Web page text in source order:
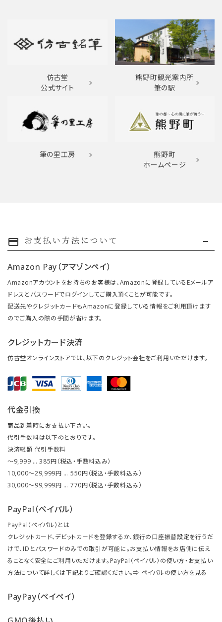
仿古堂
公式サイト
熊野町観光案内所
筆の駅
筆の里工房
熊野町
ホームページ
payment お支払い方法について
Amazon Pay（アマゾンペイ）
Amazonアカウントをお持ちのお客様は、Amazonに登録しているEメールア
ドレスとパスワードでログインしてご購入頂くことが可能です。
配送先やクレジットカードもAmazonに登録している情報をご利用頂けます
のでご購入の際の手間が省けます。
クレジットカード決済
仿古堂オンラインストアでは、以下のクレジット会社をご利用いただけます。
代金引換
商品到着時にお支払い下さい。
代引手数料は以下のとおりです。
決済総額 代引手数料
～9,999 … 385円（税込・手数料込み）
10,000～29,999円 … 550円（税込・手数料込み）
30,000～99,999円 … 770円（税込・手数料込み）
PayPal（ペイパル）
PayPal（ペイパル）とは
クレジットカード、デビットカードを登録するか、銀行の口座振替設定を行うだ
けで、IDとパスワードのみでの取引が可能に。お支払い情報をお店側に伝え
ることなく安全にご利用いただけます。PayPal（ペイパル）の使い方・お支払い
方法について詳しくは下記よりご確認ください。⇒ ペイパルの使い方を見る
PayPay（ペイペイ）